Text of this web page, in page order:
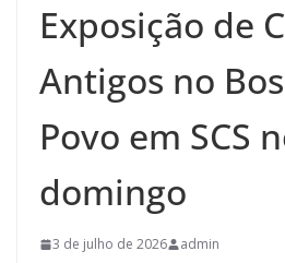
Exposição de
Antigos no
Povo em SCS
domingo
3 de julho de 2026 admin